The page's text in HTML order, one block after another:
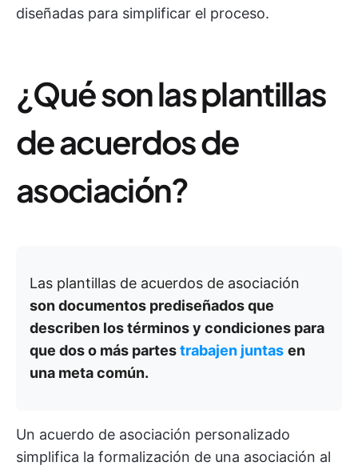
diseñadas para simplificar el proceso.
¿Qué son las plantillas
de acuerdos de
asociación?
Las plantillas de acuerdos de asociación
son documentos prediseñados que
describen los términos y condiciones para
que dos o más partestrabajen juntas en
una meta común.
Un acuerdo de asociación personalizado
simplifica la formalización de una asociación al